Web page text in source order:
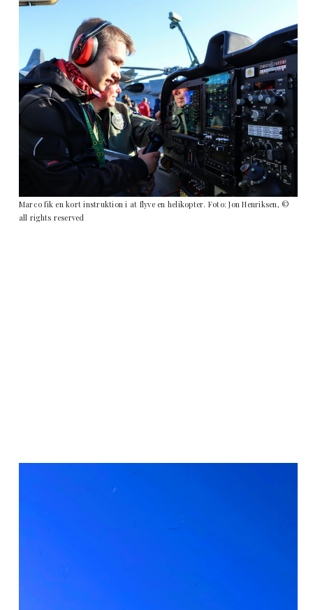
Marco fik en kort instruktion i at flyve en helikopter. Foto: Jon Henriksen, ©
all rights reserved